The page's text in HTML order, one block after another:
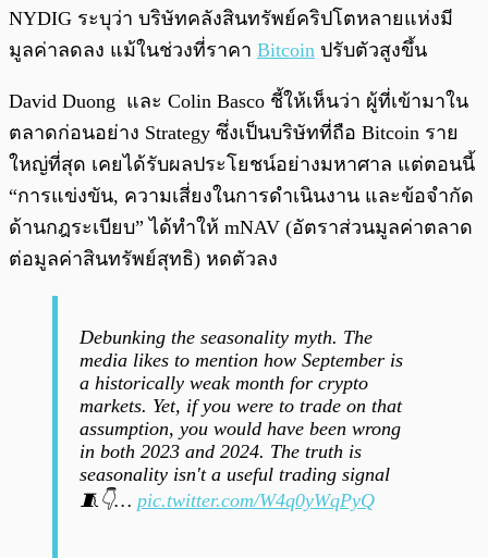
NYDIG ระบุว่า บริษัทคลังสินทรัพย์คริปโตหลายแห่งมี
มูลค่าลดลง แม้ในช่วงที่ราคา Bitcoin ปรับตัวสูงขึ้น
David Duong และ Colin Basco ชี้ให้เห็นว่า ผู้ที่เข้ามาใน
ตลาดก่อนอย่าง Strategy ซึ่งเป็นบริษัทที่ถือ Bitcoin ราย
ใหญ่ที่สุด เคยได้รับผลประโยชน์อย่างมหาศาล แต่ตอนนี้
“การแข่งขัน, ความเสี่ยงในการดำเนินงาน และข้อจำกัด
ด้านกฎระเบียบ” ได้ทำให้ mNAV (อัตราส่วนมูลค่าตลาด
ต่อมูลค่าสินทรัพย์สุทธิ) หดตัวลง
Debunking the seasonality myth. The
media likes to mention how September is
a historically weak month for crypto
markets. Yet, if you were to trade on that
assumption, you would have been wrong
in both 2023 and 2024. The truth is
seasonality isn't a useful trading signal
🧵👇… pic.twitter.com/W4q0yWqPyQ